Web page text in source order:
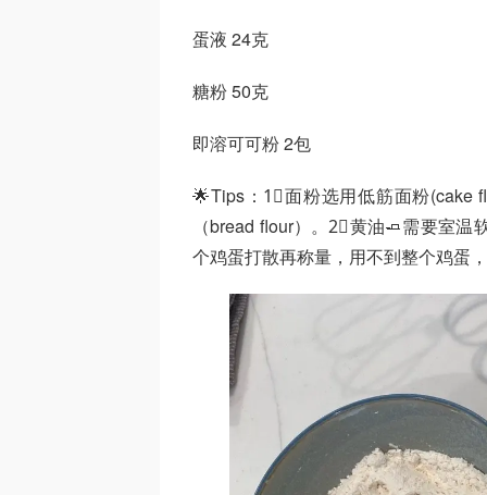
蛋液 24克
糖粉 50克
即溶可可粉 2包
🌟Tips：1⃣️面粉选用低筋面粉(cake
（bread flour）。2⃣️黄油🧈需要室
个鸡蛋打散再称量，用不到整个鸡